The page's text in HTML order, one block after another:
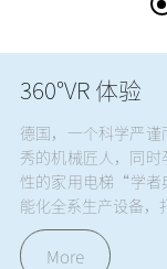
360°VR 体验
德国，一个科学严
秀的机械匠人，同
性的家用电梯“学
能化全系生产设备，
More